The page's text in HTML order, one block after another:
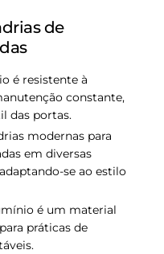
de
é resistente à
constante,
das portas.
modernas para
em diversas
se ao estilo
é um material
práticas de